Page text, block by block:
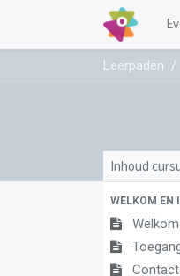
Leerpaden
Inhoud
WELKOM EN
Welkom
Contact